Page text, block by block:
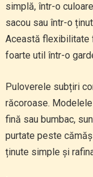
simplă, într-o
sacou sau într-o
Această flexibilitate
foarte util într-o
Puloverele subțiri
răcoroase.
fină sau bumbac,
purtate peste
ținute simple și